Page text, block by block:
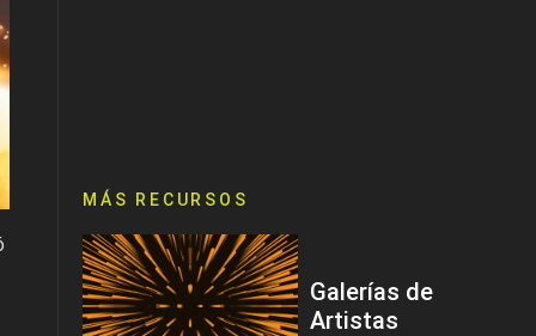
MÁS RECURSOS
Galerías de
Artistas